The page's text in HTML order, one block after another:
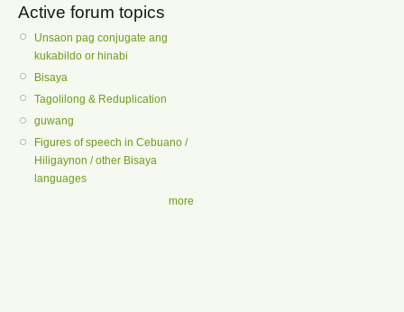
Active forum topics
Unsaon pag conjugate ang
kukabildo or hinabi
Bisaya
Tagolilong & Reduplication
guwang
Figures of speech in Cebuano /
Hiligaynon / other Bisaya
languages
more